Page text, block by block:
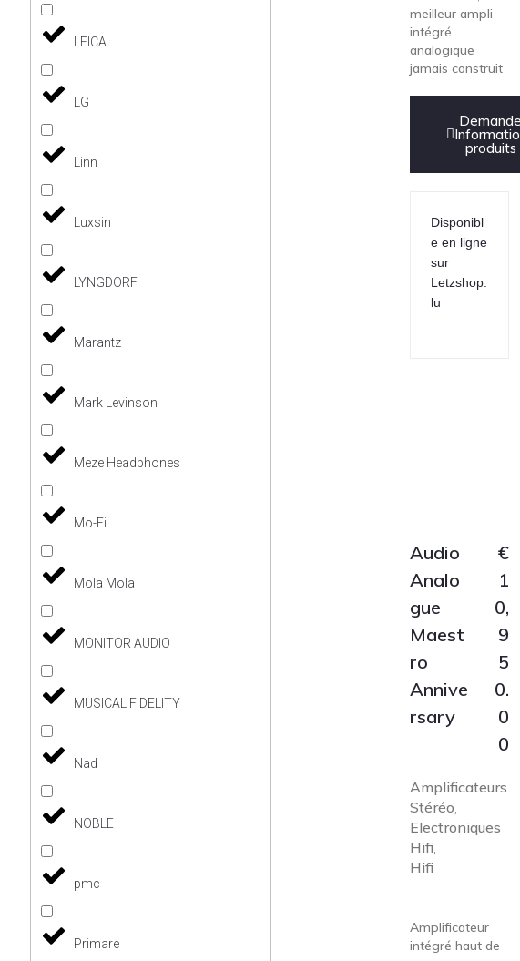
LEICA
LG
Linn
Luxsin
LYNGDORF
Marantz
Mark Levinson
Meze Headphones
Mo-Fi
Mola Mola
MONITOR AUDIO
MUSICAL FIDELITY
Nad
NOBLE
pmc
Primare
meilleur ampli
intégré
analogique
jamais construit
Demande
produits
Disponibl
e en ligne
sur
Letzshop.
lu
Audio
Analo
gue
Maest
ro
Annive
rsary
€
1
0,
9
5
0.
0
0
Amplificateurs
Stéréo
Electroniques
Hifi
Hifi
Amplificateur
intégré haut de